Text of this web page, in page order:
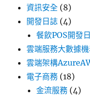
資訊安全 (8)
開發日誌 (4)
餐飲POS開發
雲端服務大數據
雲端架構
電子商務 (18)
金流服務 (4)